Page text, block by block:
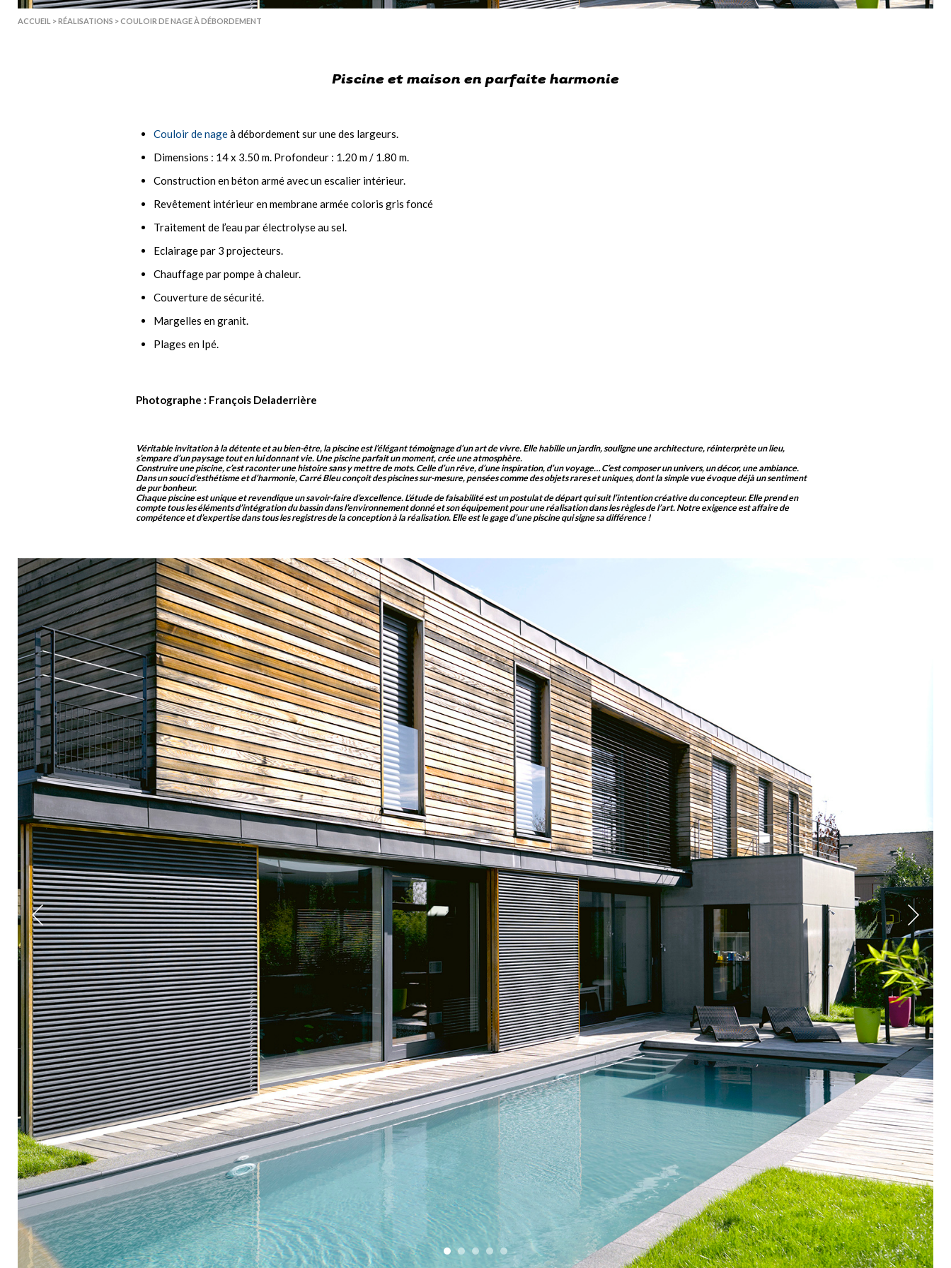
ACCUEIL >RÉALISATIONS >COULOIR DE NAGE À DÉBORDEMENT
Piscine et maison en parfaite harmonie
Couloir de nageà débordement sur une des largeurs.
Dimensions : 14 x 3.50 m. Profondeur : 1.20 m / 1.80 m.
Construction en béton armé avec un escalier intérieur.
Revêtement intérieur en membrane armée coloris gris foncé
Traitement de l’eau par électrolyse au sel.
Eclairage par 3 projecteurs.
Chauffage par pompe à chaleur.
Couverture de sécurité.
Margelles en granit.
Plages en Ipé.
Photographe : François Deladerrière
Véritable invitation à la détente et au bien-être, la piscine est l’élégant témoignage d’un art de vivre. Elle habille un jardin, souligne une architecture, réinterprète un lieu,
s’empare d’un paysage tout en lui donnant vie. Une piscine parfait un moment, crée une atmosphère.
Construire une piscine, c’est raconter une histoire sans y mettre de mots. Celle d’un rêve, d’une inspiration, d’un voyage… C’est composer un univers, un décor, une ambiance.
Dans un souci d’esthétisme et d’harmonie, Carré Bleu conçoit des piscines sur-mesure, pensées comme des objets rares et uniques, dont la simple vue évoque déjà un sentiment
de pur bonheur.
Chaque piscine est unique et revendique un savoir-faire d’excellence. L’étude de faisabilité est un postulat de départ qui suit l’intention créative du concepteur. Elle prend en
compte tous les éléments d’intégration du bassin dans l’environnement donné et son équipement pour une réalisation dans les règles de l’art. Notre exigence est affaire de
compétence et d’expertise dans tous les registres de la conception à la réalisation. Elle est le gage d’une piscine qui signe sa différence !